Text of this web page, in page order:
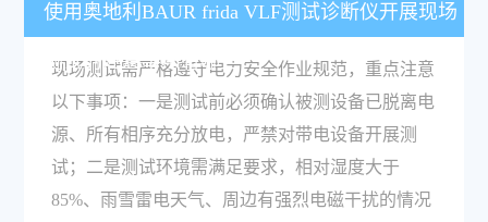
使用奥地利BAUR frida VLF测试诊断仪开展现场
测试的注意事项有哪些？
现场测试需严格遵守电力安全作业规范，重点注意
以下事项：一是测试前必须确认被测设备已脱离电
源、所有相序充分放电，严禁对带电设备开展测
试；二是测试环境需满足要求，相对湿度大于
85%、雨雪雷电天气、周边有强烈电磁干扰的情况